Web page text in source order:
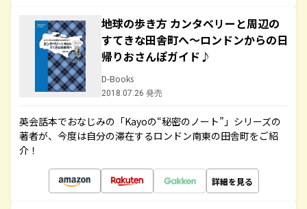
地球の歩き方 カンタベリーと周辺の
すてきな田舎町へ～ロンドンからの日
帰りおさんぽガイド♪
D-Books
2018.07.26 発売
英会話本でおなじみの「Kayoの“秘密のノート”」シリーズの
著者が、今度は自分の滞在するロンドン南東の田舎町をご紹
介！
詳細を見る